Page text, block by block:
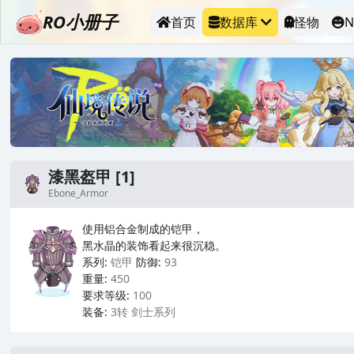
RO小册子 首页 数据库 怪物
漆黑盔甲 [1]
Ebone_Armor
使用铝合金制成的铠甲，
黑水晶的装饰看起来很沉稳。
系列: 铠甲 防御: 93
重量: 450
要求等级: 100
装备: 3转 剑士系列